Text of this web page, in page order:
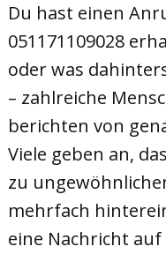
Du hast einen
051171109028
oder was
– zahlreiche
berichten von
Viele geben an,
zu
mehrfach
eine Nachricht